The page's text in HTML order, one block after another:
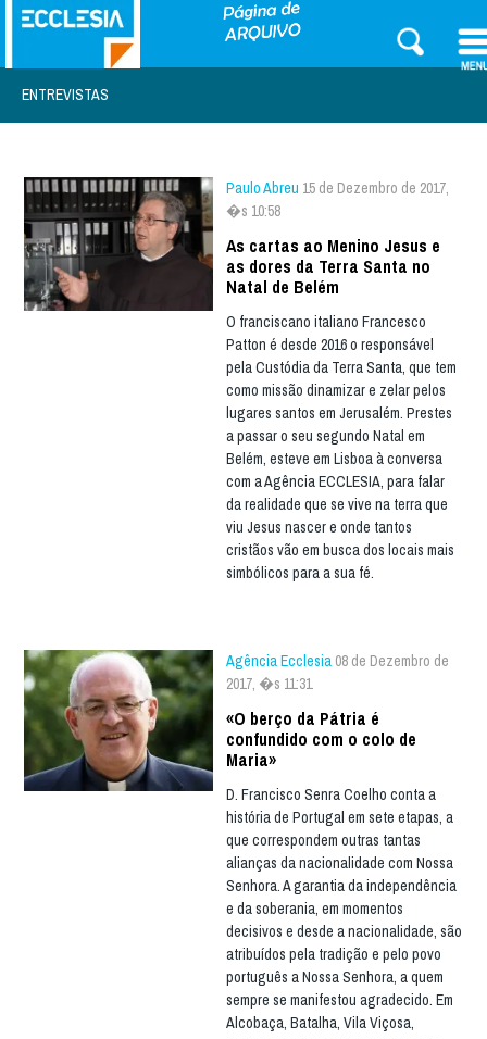
ENTREVISTAS
Paulo Abreu 15 de Dezembro de 2017,
�s 10:58
As cartas ao Menino Jesus e
as dores da Terra Santa no
Natal de Belém
O franciscano italiano Francesco
Patton é desde 2016 o responsável
pela Custódia da Terra Santa, que tem
como missão dinamizar e zelar pelos
lugares santos em Jerusalém. Prestes
a passar o seu segundo Natal em
Belém, esteve em Lisboa à conversa
com a Agência ECCLESIA, para falar
da realidade que se vive na terra que
viu Jesus nascer e onde tantos
cristãos vão em busca dos locais mais
simbólicos para a sua fé.
Agência Ecclesia 08 de Dezembro de
2017, �s 11:31
«O berço da Pátria é
confundido com o colo de
Maria»
D. Francisco Senra Coelho conta a
história de Portugal em sete etapas, a
que correspondem outras tantas
alianças da nacionalidade com Nossa
Senhora. A garantia da independência
e da soberania, em momentos
decisivos e desde a nacionalidade, são
atribuídos pela tradição e pelo povo
português a Nossa Senhora, a quem
sempre se manifestou agradecido. Em
Alcobaça, Batalha, Vila Viçosa,